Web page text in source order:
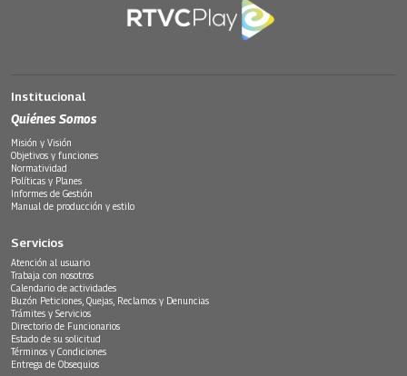
Institucional
Quiénes Somos
Misión y Visión
Objetivos y funciones
Normatividad
Políticas y Planes
Informes de Gestión
Manual de producción y estilo
Servicios
Atención al usuario
Trabaja con nosotros
Calendario de actividades
Buzón Peticiones, Quejas, Reclamos y Denuncias
Trámites y Servicios
Directorio de Funcionarios
Estado de su solicitud
Términos y Condiciones
Entrega de Obsequios